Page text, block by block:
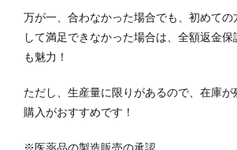
万が一、合わなかった場合でも、初めての
して満足できなかった場合は、全額返金
も魅力！
ただし、生産量に限りがあるので、在庫
購入がおすすめです！